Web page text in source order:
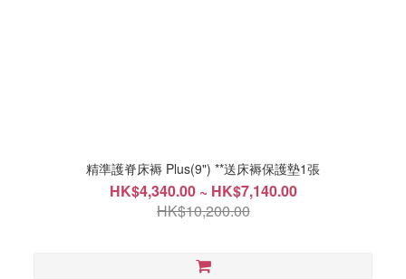
精準護脊床褥 Plus(9") **送床褥保護墊1張
HK$4,340.00 ~ HK$7,140.00
HK$10,200.00